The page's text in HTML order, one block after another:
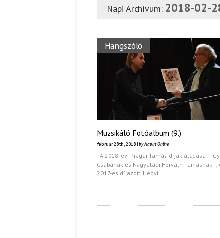
Napi Archívum: 2018-02-
Hangszóló
Muzsikáló Fotóalbum (9.)
február 28th, 2018 | by Napút Online
A 2018. évi Prágai Tamás-díjak átadása —
Csabának és Nagyatádi Horváth Tamásnak –,
2017-es díjazott, Hegyi